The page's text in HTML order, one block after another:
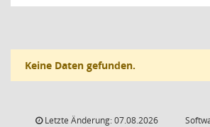
Keine Daten gefunden.
Letzte Änderung: 07.08.2026